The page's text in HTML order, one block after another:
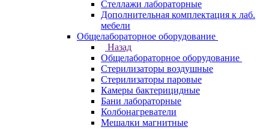
Стеллажи лабораторные
Дополнительная комплектация к лаб.
мебели
Общелабораторное оборудование
Назад
Общелабораторное оборудование
Стерилизаторы воздушные
Стерилизаторы паровые
Камеры бактерицидные
Бани лабораторные
Колбонагреватели
Мешалки магнитные